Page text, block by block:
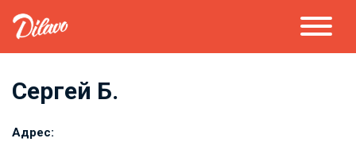
Сергей Б.
Адрес: